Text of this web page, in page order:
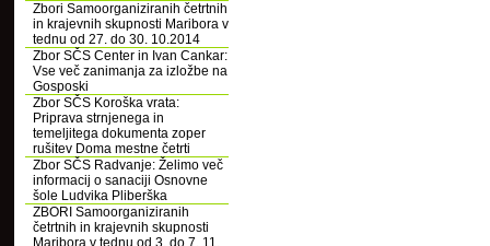
Zbori Samoorganiziranih četrtnih
in krajevnih skupnosti Maribora v
tednu od 27. do 30. 10.2014
Zbor SČS Center in Ivan Cankar:
Vse več zanimanja za izložbe na
Gosposki
Zbor SČS Koroška vrata:
Priprava strnjenega in
temeljitega dokumenta zoper
rušitev Doma mestne četrti
Zbor SČS Radvanje: Želimo več
informacij o sanaciji Osnovne
šole Ludvika Pliberška
ZBORI Samoorganiziranih
četrtnih in krajevnih skupnosti
Maribora v tednu od 3. do 7. 11.